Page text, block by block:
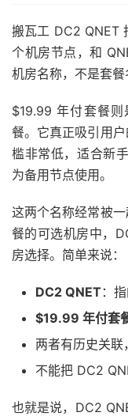
搬瓦工 DC2 QNET
个机房节点，和
机房名称，不是套餐
$19.99 年付套餐
餐。它真正吸引用
槛非常低，适合新
为备用节点使用。
这两个名称经常被
餐的可选机房中，
房选择。简单来说：
DC2 QNET ：
$19.99 年付套
两者有历史关联
不能把 DC2
也就是说，DC2